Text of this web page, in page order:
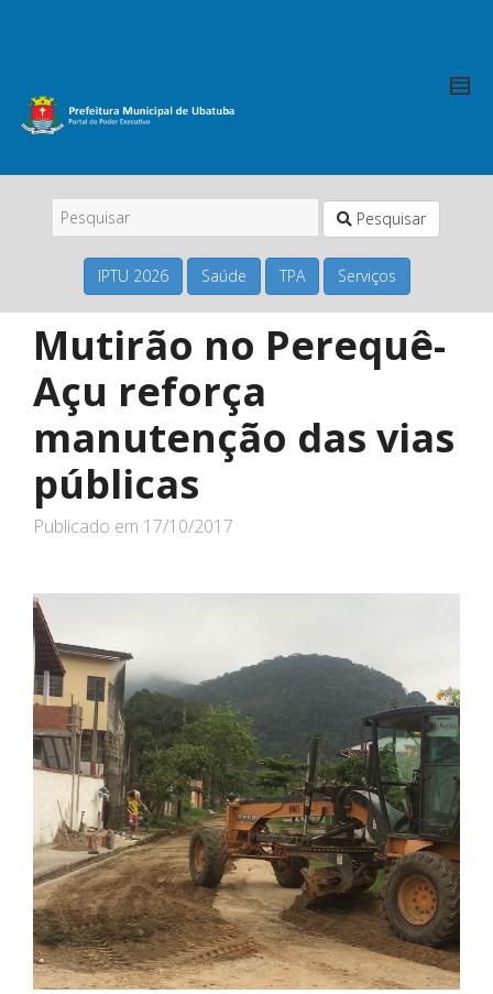
Pesquisar
IPTU 2026 Saúde TPA Serviços
Mutirão no Perequê-
Açu reforça
manutenção das vias
públicas
Publicado em 17/10/2017